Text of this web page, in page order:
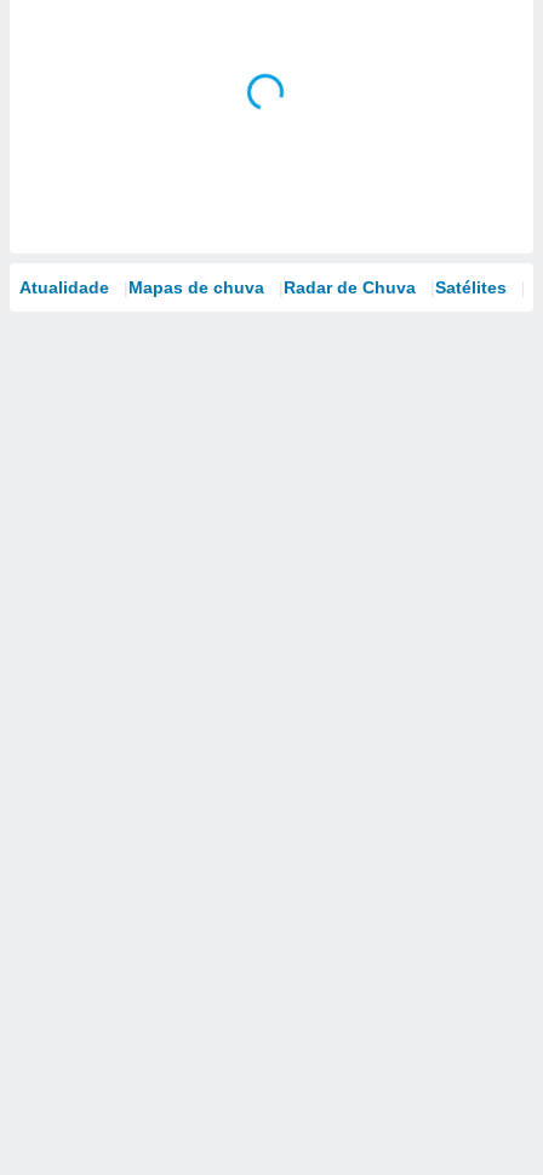
Atualidade Mapas de chuva Radar de Chuva Satélites